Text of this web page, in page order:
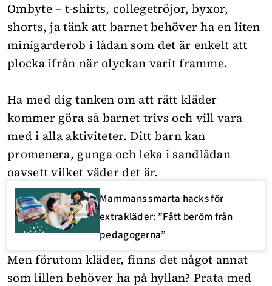
Ombyte – t-shirts, collegetröjor, byxor,
shorts, ja tänk att barnet behöver ha en liten
minigarderob i lådan som det är enkelt att
plocka ifrån när olyckan varit framme.
Ha med dig tanken om att rätt kläder
kommer göra så barnet trivs och vill vara
med i alla aktiviteter. Ditt barn kan
promenera, gunga och leka i sandlådan
oavsett vilket väder det är.
Mammans smarta hacks för
extrakläder: ”Fått beröm från
pedagogerna”
Men förutom kläder, finns det något annat
som lillen behöver ha på hyllan? Prata med